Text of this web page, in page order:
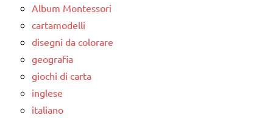
STAGIONI
TUTORIAL
TUTTI GLI
ARGOMENTI
PER ETA'
Primavera
di links
a tema
STAGIONI
TUTORIAL
Album Montessori
cartamodelli
disegni da colorare
geografia
giochi di carta
inglese
italiano